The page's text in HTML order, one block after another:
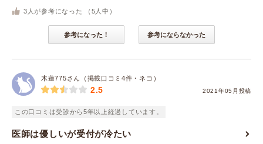
3 人が参考になった （ 5 人中）
参考になった！ 参考にならなかった
木蓮775さん（掲載口コミ4件・ネコ）
2021年05月投稿
2.5
この口コミは受診から5年以上経過しています。
医師は優しいが受付が冷たい